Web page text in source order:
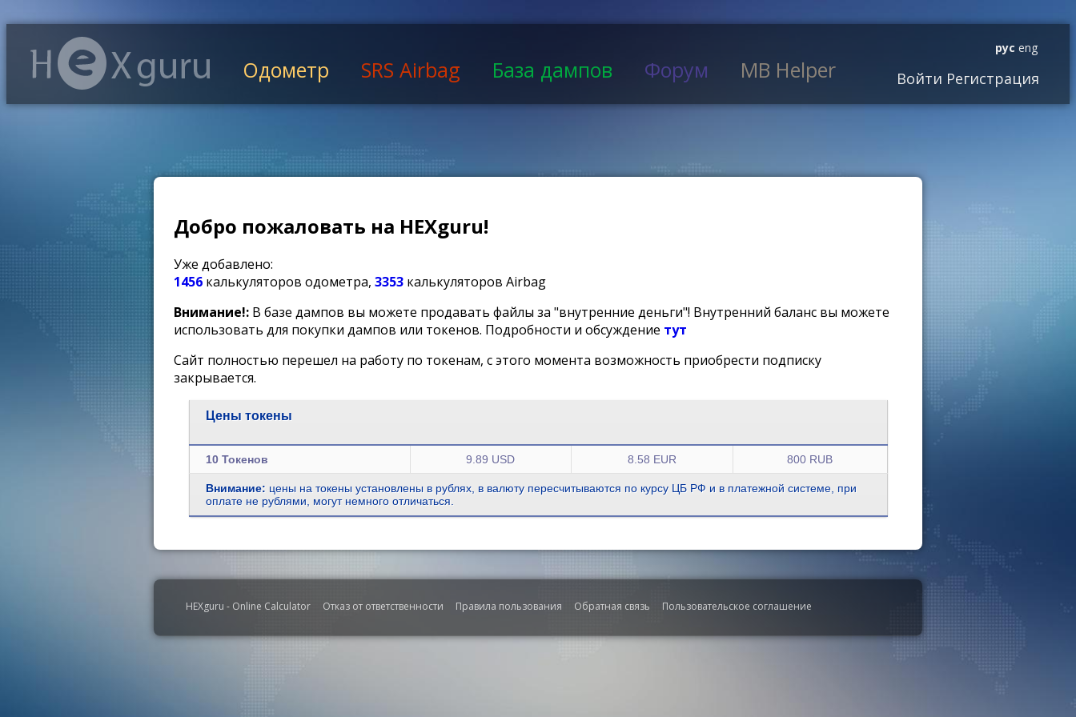
Одометр SRS Airbag База дампов Форум MB Helper
рус eng
Войти Регистрация
Добро пожаловать на HEXguru!
Уже добавлено:
1456 калькуляторов одометра, 3353 калькуляторов Airbag
Внимание!: В базе дампов вы можете продавать файлы за "внутренние деньги"! Внутренний баланс вы можете
использовать для покупки дампов или токенов. Подробности и обсуждение тут
Сайт полностью перешел на работу по токенам, с этого момента возможность приобрести подписку
закрывается.
Цены токены
10 Токенов 9.89 USD 8.58 EUR 800 RUB
Внимание: цены на токены установлены в рублях, в валюту пересчитываются по курсу ЦБ РФ и в платежной системе, при
оплате не рублями, могут немного отличаться.
HEXguru - Online Calculator Отказ от ответственности Правила пользования Обратная связь Пользовательское соглашение